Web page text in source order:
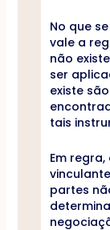
No que
vale a
não
ser
existe
tais
Em regra,
partes